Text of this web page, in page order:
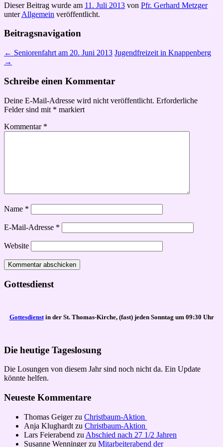
Dieser Beitrag wurde am 11. Juli 2013 von Pfr. Gerhard Metzger
unterAllgemein veröffentlicht.
Beitragsnavigation
← Seniorenfahrt am 20. Juni 2013 Jugendfreizeit in Knappenberg
→
Schreibe einen Kommentar
Deine E-Mail-Adresse wird nicht veröffentlicht. Erforderliche
Felder sind mit * markiert
Kommentar *
Name *
E-Mail-Adresse *
Website
Gottesdienst
Gottesdienstin der St. Thomas-Kirche, (fast) jeden Sonntag um 09:30 Uhr
Die heutige Tageslosung
Die Losungen von diesem Jahr sind noch nicht da. Ein Update
könnte helfen.
Neueste Kommentare
Thomas Geigerzu Christbaum-Aktion
Anja Klughardt zu Christbaum-Aktion
Lars Feierabend zu Abschied nach 27 1/2 Jahren
Susanne Wenningerzu Mitarbeiterabend der